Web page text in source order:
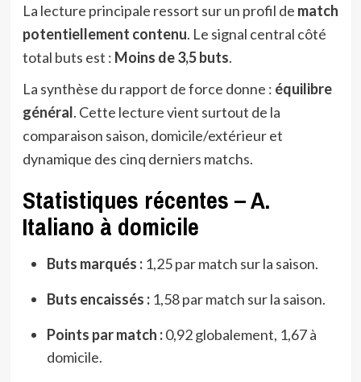
La lecture principale ressort sur un profil de match
potentiellement contenu. Le signal central côté
total buts est : Moins de 3,5 buts.
La synthèse du rapport de force donne : équilibre
général. Cette lecture vient surtout de la
comparaison saison, domicile/extérieur et
dynamique des cinq derniers matchs.
Statistiques récentes – A.
Italiano à domicile
Buts marqués :1,25 par match sur la saison.
Buts encaissés :1,58 par match sur la saison.
Points par match :0,92 globalement, 1,67 à
domicile.